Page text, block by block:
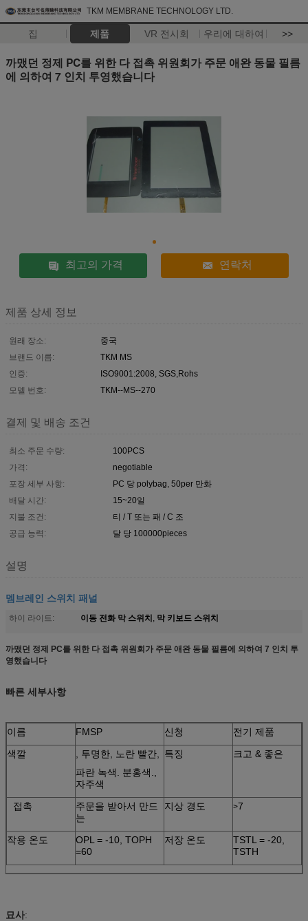
TKM MEMBRANE TECHNOLOGY LTD.
집 제품 VR 전시회 우리에 대하여 >>
까맸던 정제 PC를 위한 다 접촉 위원회가 주문 애완 동물 필름
에 의하여 7 인치 투영했습니다
최고의 가격 연락처
제품 상세 정보
원래 장소:
중국
브랜드 이름:
TKM MS
인증:
ISO9001:2008, SGS,Rohs
모델 번호:
TKM--MS--270
결제 및 배송 조건
최소 주문 수량:
100PCS
가격:
negotiable
포장 세부 사항:
PC 당 polybag, 50per 만화
배달 시간:
15~20일
지불 조건:
티 / T 또는 패 / C 조
공급 능력:
달 당 100000pieces
설명
멤브레인 스위치 패널
하이 라이트: 이동 전화 막 스위치, 막 키보드 스위치
까맸던 정제 PC를 위한 다 접촉 위원회가 주문 애완 동물 필름에 의하여 7 인치 투
영했습니다
빠른 세부사항
이름 FMSP 신청
전기 제품
색깔
, 투명한, 노란 빨간,
파란 녹색. 분홍색.,
자주색
특징 크고 & 좋은
접촉
주문을 받아서 만드
는
지상 경도 >7
작용 온도
OPL = -10, TOPH
=60
저장 온도
TSTL = -20,
TSTH
묘사: